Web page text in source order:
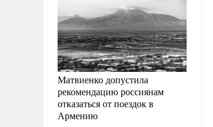
Матвиенко допустила
рекомендацию россиянам
отказаться от поездок в
Армению